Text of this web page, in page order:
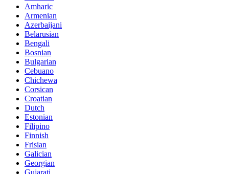
Amharic
Armenian
Azerbaijani
Belarusian
Bengali
Bosnian
Bulgarian
Cebuano
Chichewa
Corsican
Croatian
Dutch
Estonian
Filipino
Finnish
Frisian
Galician
Georgian